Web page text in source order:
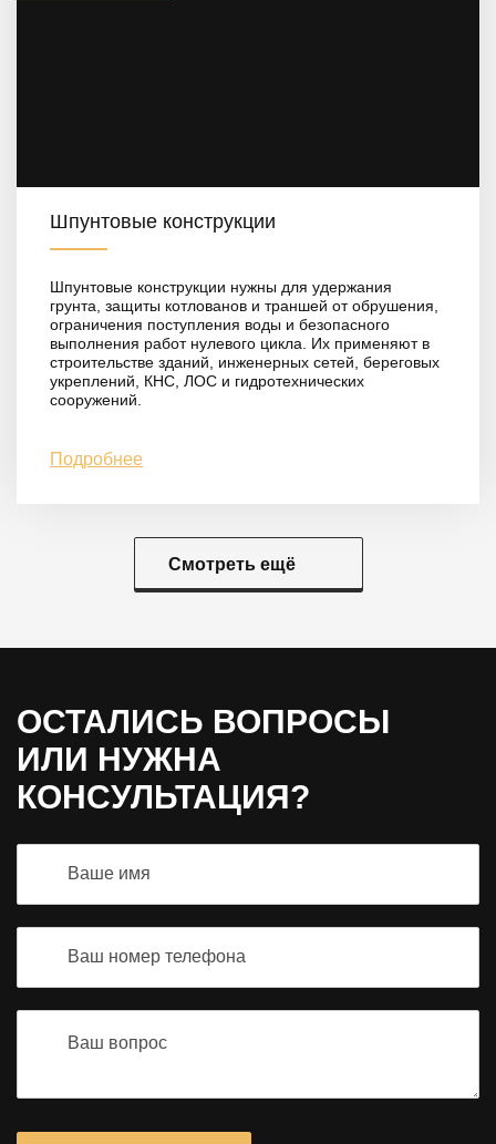
Шпунтовые конструкции
Шпунтовые конструкции нужны для удержания
грунта, защиты котлованов и траншей от обрушения,
ограничения поступления воды и безопасного
выполнения работ нулевого цикла. Их применяют в
строительстве зданий, инженерных сетей, береговых
укреплений, КНС, ЛОС и гидротехнических
сооружений.
Подробнее
Смотреть ещё
ОСТАЛИСЬ ВОПРОСЫ
ИЛИ НУЖНА
КОНСУЛЬТАЦИЯ?